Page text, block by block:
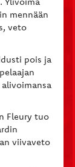
mennään
veto
pois ja
Fleury tuo
viivaveto